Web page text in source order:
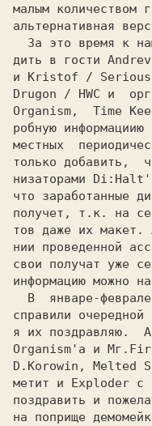
малым количеством
дить в гости
и Kristof / Serious
Drugon / HWC и
Organism,  Time
робную
местных
только добавить,
низаторами
что заработанные
получет, т.к. на
тов даже их макет.
нии проведенной
свои получат уже
информацию
справили
я их поздравляю.
D.Korowin, Melted
метит и Exploder с
поздравить и
на поприще